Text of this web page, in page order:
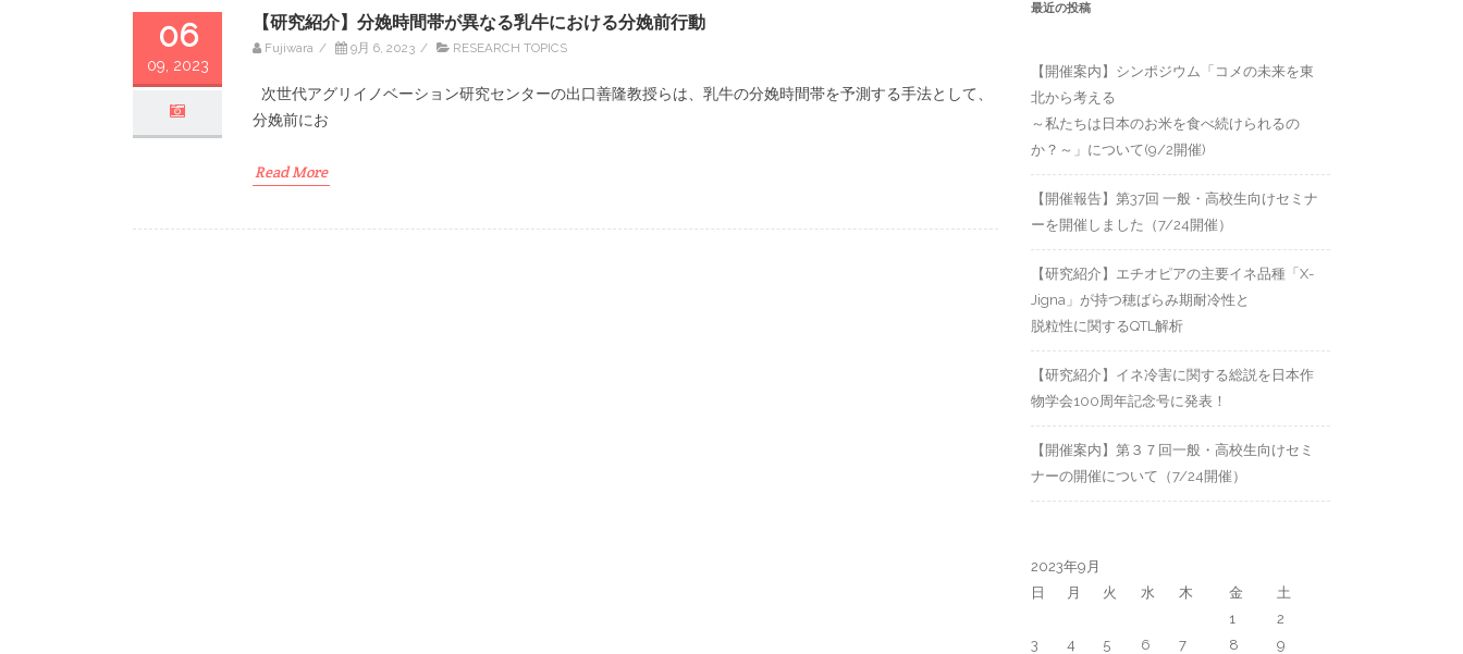
06
09, 2023
【研究紹介】分娩時間帯が異なる乳牛における分娩前行動
Fujiwara / 9月 6, 2023 / RESEARCH TOPICS
次世代アグリイノベーション研究センターの出口善隆教授らは、乳牛の分娩時間帯を予測する手法として、
分娩前にお
Read More
最近の投稿
【開催案内】シンポジウム「コメの未来を東
北から考える
～私たちは日本のお米を食べ続けられるの
か？～」について(9/2開催)
【開催報告】第37回 一般・高校生向けセミナ
ーを開催しました（7/24開催）
【研究紹介】エチオピアの主要イネ品種「X-
Jigna」が持つ穂ばらみ期耐冷性と
脱粒性に関するQTL解析
【研究紹介】イネ冷害に関する総説を日本作
物学会100周年記念号に発表！
【開催案内】第３７回一般・高校生向けセミ
ナーの開催について（7/24開催）
2023年9月
日
月 火 水 木 金 土
1
2
3
4 5 6 7 8
9